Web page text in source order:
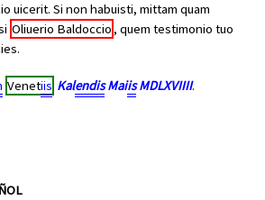
uicerit. Si non habuisti, mittam quam
Oliuerio Baldoccio, quem testimonio tuo
Venetiis KalendisMaiisMDLXVIIII.